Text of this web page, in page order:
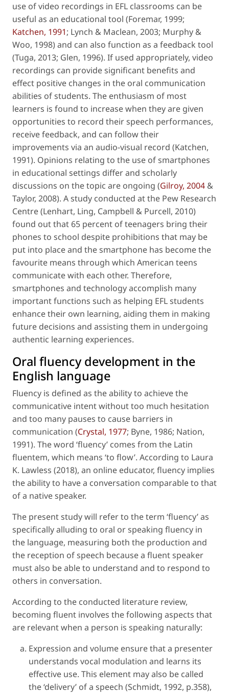
use of video recordings in EFL classrooms can be
useful as an educational tool (Foremar, 1999;
Katchen, 1991; Lynch & Maclean, 2003; Murphy &
Woo, 1998) and can also function as a feedback tool
(Tuga, 2013; Glen, 1996). If used appropriately, video
recordings can provide significant benefits and
effect positive changes in the oral communication
abilities of students. The enthusiasm of most
learners is found to increase when they are given
opportunities to record their speech performances,
receive feedback, and can follow their
improvements via an audio-visual record (Katchen,
1991). Opinions relating to the use of smartphones
in educational settings differ and scholarly
discussions on the topic are ongoing (Gilroy, 2004 &
Taylor, 2008). A study conducted at the Pew Research
Centre (Lenhart, Ling, Campbell & Purcell, 2010)
found out that 65 percent of teenagers bring their
phones to school despite prohibitions that may be
put into place and the smartphone has become the
favourite means through which American teens
communicate with each other. Therefore,
smartphones and technology accomplish many
important functions such as helping EFL students
enhance their own learning, aiding them in making
future decisions and assisting them in undergoing
authentic learning experiences.
Oral fluency development in the
English language
Fluency is defined as the ability to achieve the
communicative intent without too much hesitation
and too many pauses to cause barriers in
communication (Crystal, 1977; Byne, 1986; Nation,
1991). The word ‘fluency’ comes from the Latin
fluentem, which means ‘to flow’. According to Laura
K. Lawless (2018), an online educator, fluency implies
the ability to have a conversation comparable to that
of a native speaker.
The present study will refer to the term ‘fluency’ as
specifically alluding to oral or speaking fluency in
the language, measuring both the production and
the reception of speech because a fluent speaker
must also be able to understand and to respond to
others in conversation.
According to the conducted literature review,
becoming fluent involves the following aspects that
are relevant when a person is speaking naturally:
Expression and volume ensure that a presenter
understands vocal modulation and learns its
effective use. This element may also be called
the ‘delivery’ of a speech (Schmidt, 1992, p.358),